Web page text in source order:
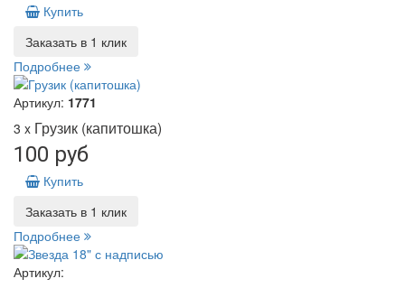
Купить
Заказать в 1 клик
Подробнее
Артикул: 1771
3 x Грузик (капитошка)
100 руб
Купить
Заказать в 1 клик
Подробнее
Артикул: